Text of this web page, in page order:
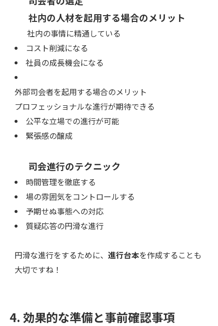
社内の人材を起用する場合のメリット
社内の事情に精通している
コスト削減になる
社員の成長機会になる
外部司会者を起用する場合のメリット
プロフェッショナルな進行が期待できる
公平な立場での進行が可能
緊張感の醸成
司会進行のテクニック
時間管理を徹底する
場の雰囲気をコントロールする
予期せぬ事態への対応
質疑応答の円滑な進行
円滑な進行をするために、 進行台本を作成することも
大切ですね！
4. 効果的な準備と事前確認事項